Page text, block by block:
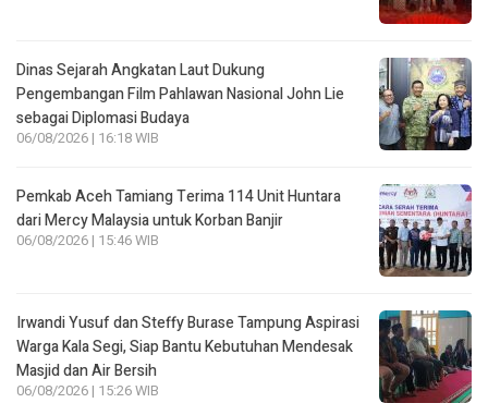
Dinas Sejarah Angkatan Laut Dukung
Pengembangan Film Pahlawan Nasional John Lie
sebagai Diplomasi Budaya
06/08/2026 | 16:18 WIB
Pemkab Aceh Tamiang Terima 114 Unit Huntara
dari Mercy Malaysia untuk Korban Banjir
06/08/2026 | 15:46 WIB
Irwandi Yusuf dan Steffy Burase Tampung Aspirasi
Warga Kala Segi, Siap Bantu Kebutuhan Mendesak
Masjid dan Air Bersih
06/08/2026 | 15:26 WIB